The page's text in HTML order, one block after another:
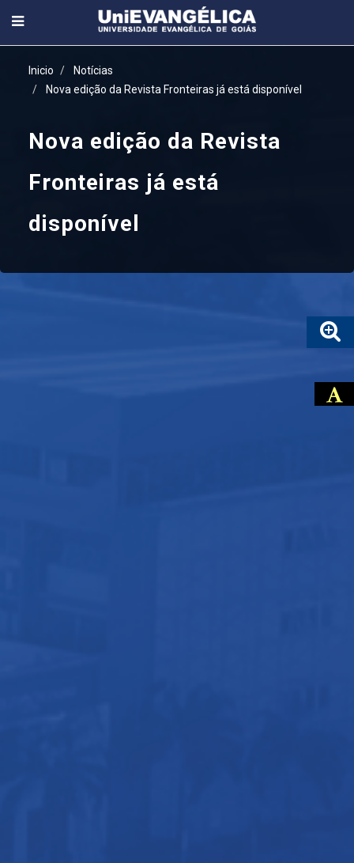
Inicio
Notícias
Nova edição da Revista Fronteiras já está disponível
Nova edição da Revista
Fronteiras já está
disponível